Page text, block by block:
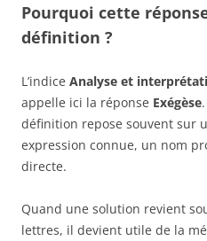
Pourquoi cette
définition ?
L’indice Analyse et
appelle ici la réponse Exégèse
définition repose souvent sur
expression connue, un nom
directe.
Quand une solution revient
lettres, il devient utile de la